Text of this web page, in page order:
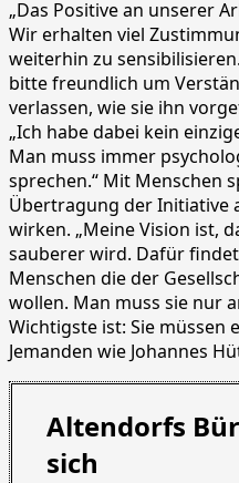
„Das Positive an unserer
Wir erhalten viel
weiterhin zu
bitte freundlich um
verlassen, wie sie ihn
„Ich habe dabei kein
Man muss immer
sprechen.“ Mit Menschen
Übertragung der Initiative
wirken. „Meine Vision ist,
sauberer wird. Dafür
Menschen die der
wollen. Man muss sie nur
Wichtigste ist: Sie müssen
Jemanden wie Johannes
Altendorfs
sich